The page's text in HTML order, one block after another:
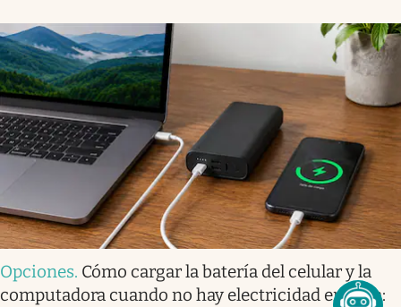
Opciones. Cómo cargar la batería del celular y la
computadora cuando no hay electricidad en casa: